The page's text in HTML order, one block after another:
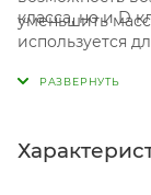
уменьшить
класса, но и D
используется
номинальная
тем лучше.